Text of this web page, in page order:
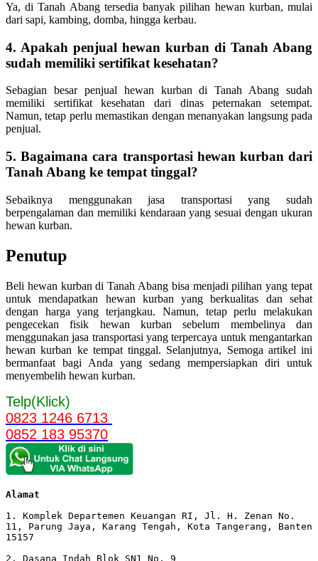
Ya, di Tanah Abang tersedia banyak pilihan hewan kurban, mulai
dari sapi, kambing, domba, hingga kerbau.
4. Apakah penjual hewan kurban di Tanah Abang
sudah memiliki sertifikat kesehatan?
Sebagian besar penjual hewan kurban di Tanah Abang sudah
memiliki sertifikat kesehatan dari dinas peternakan setempat.
Namun, tetap perlu memastikan dengan menanyakan langsung pada
penjual.
5. Bagaimana cara transportasi hewan kurban dari
Tanah Abang ke tempat tinggal?
Sebaiknya menggunakan jasa transportasi yang sudah
berpengalaman dan memiliki kendaraan yang sesuai dengan ukuran
hewan kurban.
Penutup
Beli hewan kurban di Tanah Abang bisa menjadi pilihan yang tepat
untuk mendapatkan hewan kurban yang berkualitas dan sehat
dengan harga yang terjangkau. Namun, tetap perlu melakukan
pengecekan fisik hewan kurban sebelum membelinya dan
menggunakan jasa transportasi yang terpercaya untuk mengantarkan
hewan kurban ke tempat tinggal. Selanjutnya, Semoga artikel ini
bermanfaat bagi Anda yang sedang mempersiapkan diri untuk
menyembelih hewan kurban.
Telp(Klick)
0823 1246 6713
0852 183 95370
Alamat
1. Komplek Departemen Keuangan RI, Jl. H. Zenan No.
11, Parung Jaya, Karang Tengah, Kota Tangerang, Banten
15157
2. Dasana Indah Blok SN1 No. 9